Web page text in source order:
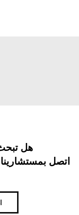
هل
اتصل